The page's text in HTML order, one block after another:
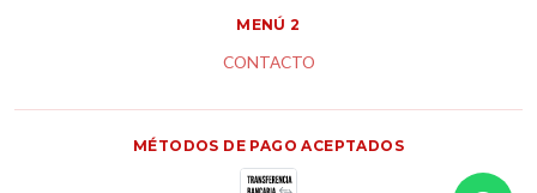
MENÚ 2
CONTACTO
MÉTODOS DE PAGO ACEPTADOS